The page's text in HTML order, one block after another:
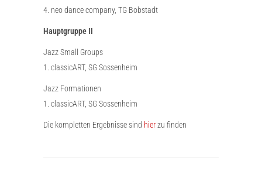
4. neo dance company, TG Bobstadt
Hauptgruppe II
Jazz Small Groups
1. classicART, SG Sossenheim
Jazz Formationen
1. classicART, SG Sossenheim
Die kompletten Ergebnisse sind hierzu finden